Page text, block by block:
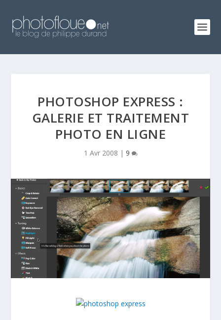
PHOTOSHOP EXPRESS :
GALERIE ET TRAITEMENT
PHOTO EN LIGNE
1 Avr 2008 | 9